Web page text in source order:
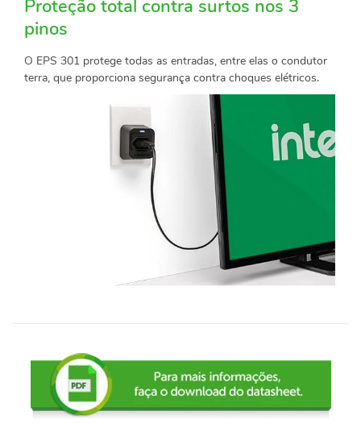
Proteção total contra surtos nos 3
pinos
O EPS 301 protege todas as entradas, entre elas o condutor
terra, que proporciona segurança contra choques elétricos.